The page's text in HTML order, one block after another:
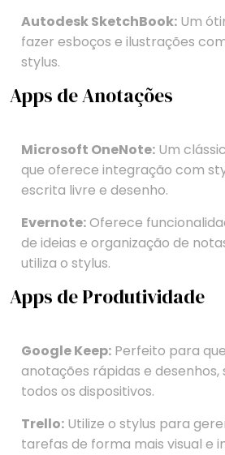
Autodesk SketchBook: Um
fazer esboços e ilustrações
stylus.
Apps de Anotações
Microsoft OneNote: Um
que oferece integração com
escrita livre e desenho.
Evernote:Oferece
de ideias e organização de
utiliza o stylus.
Apps de Produtividade
Google Keep: Perfeito para
anotações rápidas e desenhos,
todos os dispositivos.
Trello: Utilize o stylus para
tarefas de forma mais visual e